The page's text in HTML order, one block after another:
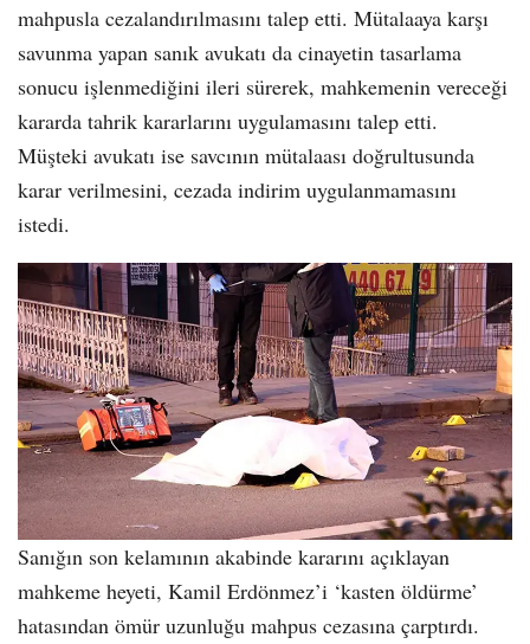
mahpusla cezalandırılmasını talep etti. Mütalaaya karşı
savunma yapan sanık avukatı da cinayetin tasarlama
sonucu işlenmediğini ileri sürerek, mahkemenin vereceği
kararda tahrik kararlarını uygulamasını talep etti.
Müşteki avukatı ise savcının mütalaası doğrultusunda
karar verilmesini, cezada indirim uygulanmamasını
istedi.
Sanığın son kelamının akabinde kararını açıklayan
mahkeme heyeti, Kamil Erdönmez’i ‘kasten öldürme’
hatasından ömür uzunluğu mahpus cezasına çarptırdı.